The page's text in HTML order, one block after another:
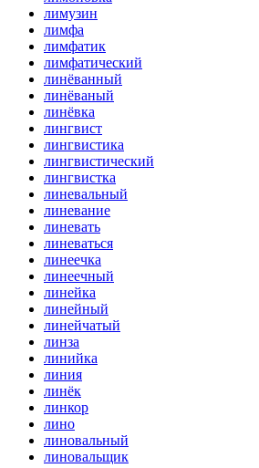
лимузин
лимфа
лимфатик
лимфатический
линёванный
линёваный
линёвка
лингвист
лингвистика
лингвистический
лингвистка
линевальный
линевание
линевать
линеваться
линеечка
линеечный
линейка
линейный
линейчатый
линза
линийка
линия
линёк
линкор
лино
линовальный
линовальщик